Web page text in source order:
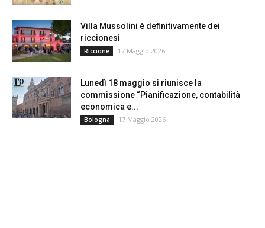
Villa Mussolini è definitivamente dei
riccionesi
Riccione 17 Maggio 2026
Lunedì 18 maggio si riunisce la
commissione “Pianificazione, contabilità
economica e...
Bologna 17 Maggio 2026